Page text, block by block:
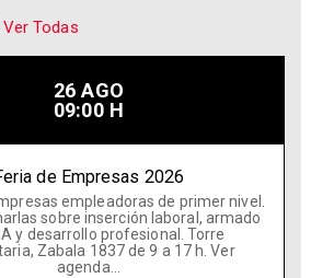
Ver Todas
26 AGO
09:00 H
de Empresas 2026
empleadoras de primer nivel.
sobre inserción laboral, armado
y desarrollo profesional. Torre
Zabala 1837 de 9 a 17 h. Ver
agenda...